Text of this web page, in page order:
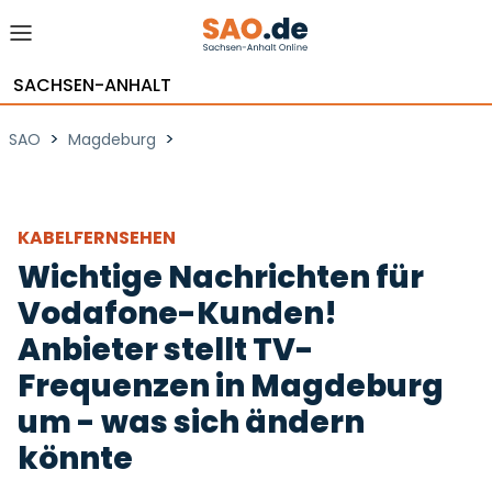
SACHSEN-ANHALT
SAO > Magdeburg >
KABELFERNSEHEN
Wichtige Nachrichten für
Vodafone-Kunden!
Anbieter stellt TV-
Frequenzen in Magdeburg
um - was sich ändern
könnte